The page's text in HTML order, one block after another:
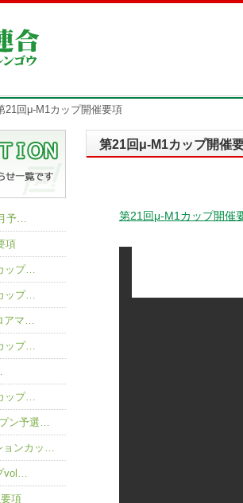
21回μ-M1カップ開催要項
第21回μ-M1カップ開催
第21回μ-M1カップ開催
予…
項
ップ…
ップ…
アマ…
ップ…
ップ…
ン予選…
ョンカッ…
vol…
項